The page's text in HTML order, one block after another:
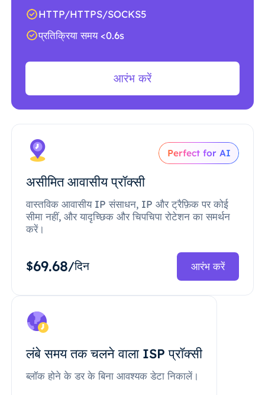
HTTP/HTTPS/SOCKS5
प्रतिक्रिया समय <0.6s
आरंभ करें
Perfect for AI
असीमित आवासीय प्रॉक्सी
वास्तविक आवासीय IP संसाधन, IP और ट्रैफ़िक पर कोई
सीमा नहीं, और यादृच्छिक और चिपचिपा रोटेशन का समर्थन
करें।
$69.68/दिन आरंभ करें
लंबे समय तक चलने वाला ISP प्रॉक्सी
ब्लॉक होने के डर के बिना आवश्यक डेटा निकालें।